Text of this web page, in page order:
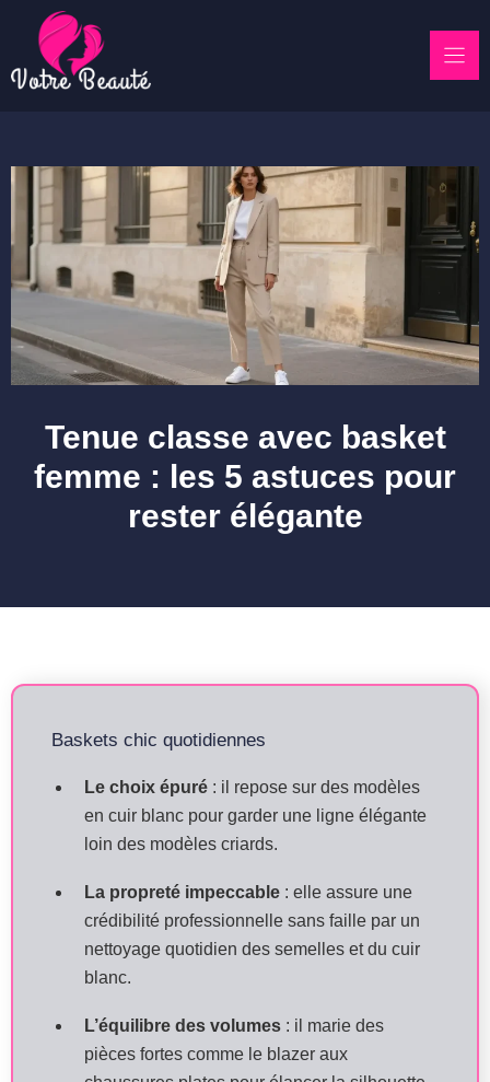
content
Tenue classe avec basket
femme : les 5 astuces pour
rester élégante
Baskets chic quotidiennes
Le choix épuré : il repose sur des modèles
en cuir blanc pour garder une ligne élégante
loin des modèles criards.
La propreté impeccable : elle assure une
crédibilité professionnelle sans faille par un
nettoyage quotidien des semelles et du cuir
blanc.
L’équilibre des volumes : il marie des
pièces fortes comme le blazer aux